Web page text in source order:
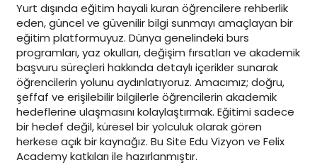
Yurt dışında eğitim hayali kuran öğrencilere rehberlik
eden, güncel ve güvenilir bilgi sunmayı amaçlayan bir
eğitim platformuyuz. Dünya genelindeki burs
programları, yaz okulları, değişim fırsatları ve akademik
başvuru süreçleri hakkında detaylı içerikler sunarak
öğrencilerin yolunu aydınlatıyoruz. Amacımız; doğru,
şeffaf ve erişilebilir bilgilerle öğrencilerin akademik
hedeflerine ulaşmasını kolaylaştırmak. Eğitimi sadece
bir hedef değil, küresel bir yolculuk olarak gören
herkese açık bir kaynağız. Bu Site Edu Vizyon ve Felix
Academy katkıları ile hazırlanmıştır.